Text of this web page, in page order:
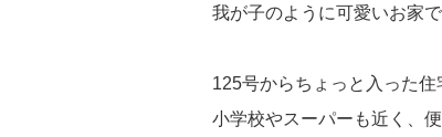
我が子のように可愛いお家
125号からちょっと入った住
小学校やスーパーも近く、